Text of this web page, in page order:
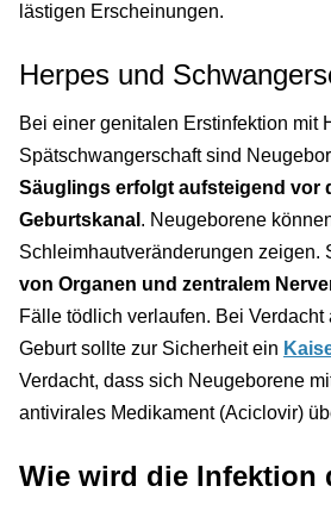
lästigen Erscheinungen.
Herpes und
Bei einer genitalen Erstinfektion mit
Spätschwangerschaft sind
Säuglings erfolgt aufsteigend vor
Geburtskanal . Neugeborene
Schleimhautveränderungen
von Organen und zentralem
Fälle tödlich verlaufen. Bei
Geburt sollte zur Sicherheit ein
Verdacht, dass sich Neugeborene
antivirales Medikament (Aciclovir)
Wie wird die Infektion